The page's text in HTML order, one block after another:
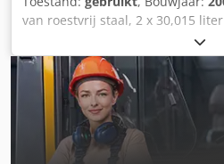
van roestvrij staal, 2 x 30,015